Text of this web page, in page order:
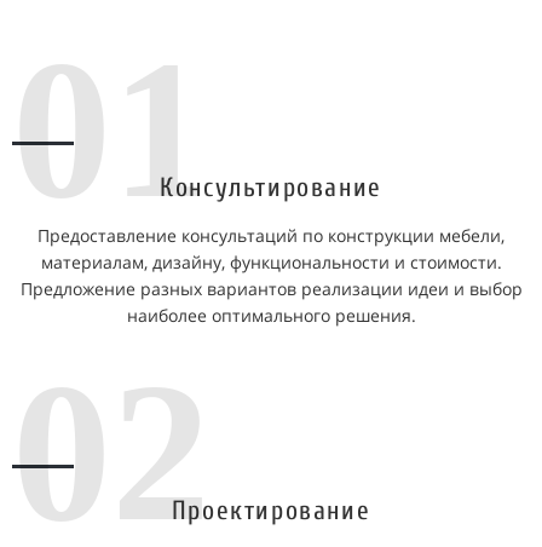
01Консультирование
Предоставление консультаций по конструкции мебели,
материалам, дизайну, функциональности и стоимости.
Предложение разных вариантов реализации идеи и выбор
наиболее оптимального решения.
02Проектирование